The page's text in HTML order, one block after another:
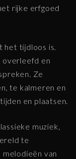
rijke erfgoed
het tijdloos is.
overleefd en
Ze
te kalmeren en
en plaatsen.
muziek,
te
van